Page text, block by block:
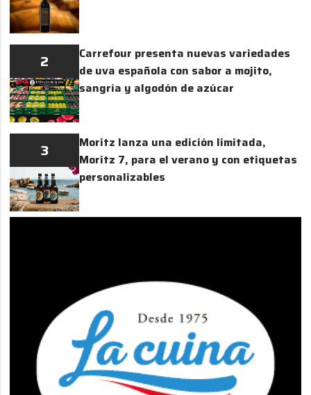
2
Carrefour presenta nuevas variedades
de uva española con sabor a mojito,
sangría y algodón de azúcar
3
Moritz lanza una edición limitada,
Moritz 7, para el verano y con etiquetas
personalizables